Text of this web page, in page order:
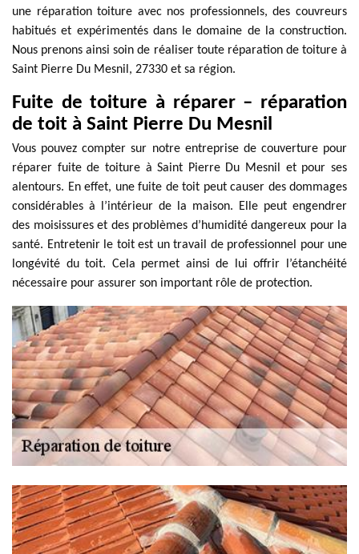
une réparation toiture avec nos professionnels, des couvreurs
habitués et expérimentés dans le domaine de la construction.
Nous prenons ainsi soin de réaliser toute réparation de toiture à
Saint Pierre Du Mesnil, 27330 et sa région.
Fuite de toiture à réparer – réparation
de toit à Saint Pierre Du Mesnil
Vous pouvez compter sur notre entreprise de couverture pour
réparer fuite de toiture à Saint Pierre Du Mesnil et pour ses
alentours. En effet, une fuite de toit peut causer des dommages
considérables à l’intérieur de la maison. Elle peut engendrer
des moisissures et des problèmes d’humidité dangereux pour la
santé. Entretenir le toit est un travail de professionnel pour une
longévité du toit. Cela permet ainsi de lui offrir l’étanchéité
nécessaire pour assurer son important rôle de protection.